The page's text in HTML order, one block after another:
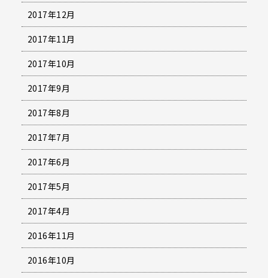
2017年12月
2017年11月
2017年10月
2017年9月
2017年8月
2017年7月
2017年6月
2017年5月
2017年4月
2016年11月
2016年10月